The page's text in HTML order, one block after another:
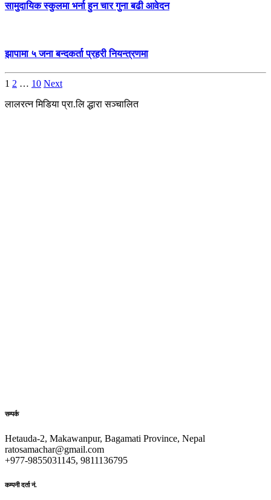
सामुदायिक स्कुलमा भर्ना हुन चार गुना बढी आवेदन
झापामा ५ जना बन्दकर्ता प्रहरी नियन्त्रणमा
Posts
pagination
1 2 … 10 Next
लालरत्न मिडिया प्रा.लि द्धारा सञ्चालित
सम्पर्क
Hetauda-2, Makawanpur, Bagamati Province, Nepal
ratosamachar@gmail.com
+977-9855031145, 9811136795
कम्पनी दर्ता नं.